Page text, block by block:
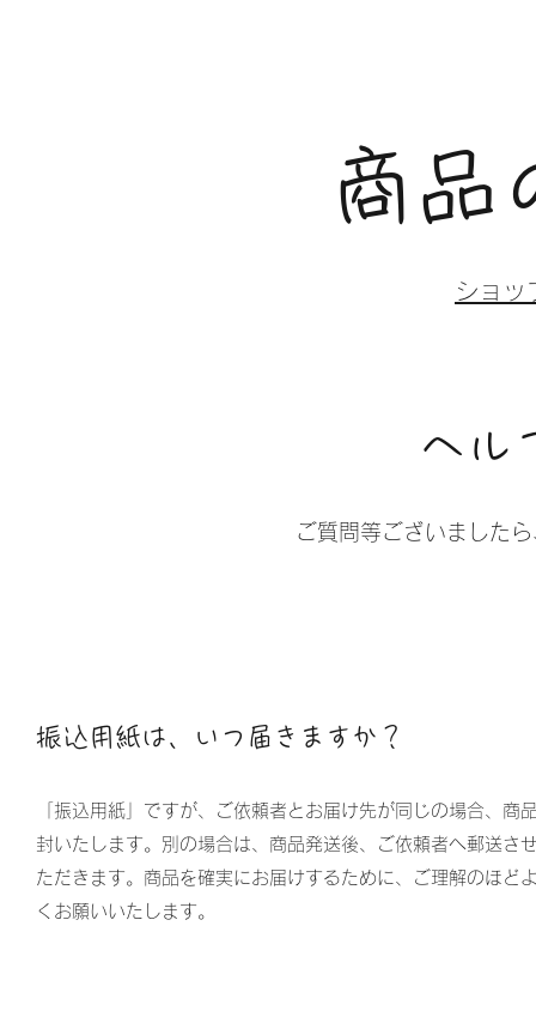
商品
ショッ
ヘル
ご質問等ございました
振込用紙は、いつ届きますか？
「振込用紙」ですが、ご依頼者とお届け先が同じの場合、商
封いたします。別の場合は、商品発送後、ご依頼者へ郵送さ
ただきます。商品を確実にお届けするために、ご理解のほど
くお願いいたします。